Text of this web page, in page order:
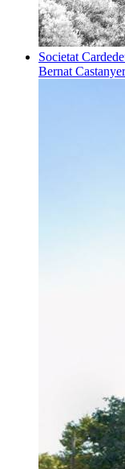
Societat
Bernat Castanyer